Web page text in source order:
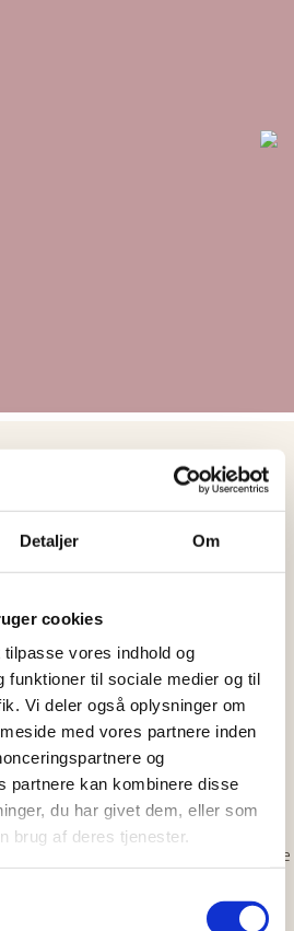
Detaljer Om
cookies
vores indhold og
funktioner til sociale medier og til
Vi deler også oplysninger om
med vores partnere inden
og
partnere kan kombinere disse
du har givet dem, eller som
brug af deres tjenester.
ved dit
at kigge forbi os uden at
behandling.
vi en snak om det og er ekstra
dig at kigge forbi os uden at skulle
en kop kaffe i vores ta’-selv-